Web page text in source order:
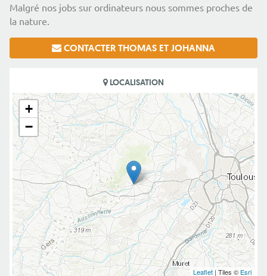
Malgré nos jobs sur ordinateurs nous sommes proches de
la nature.
CONTACTER THOMAS ET JOHANNA
LOCALISATION
+
−
Leaflet | Tiles © Esri